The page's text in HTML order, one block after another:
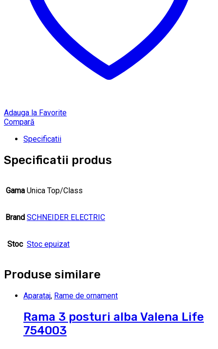
Adauga la Favorite
Compară
Specificatii
Specificatii produs
Gama Unica Top/Class
Brand SCHNEIDER ELECTRIC
Stoc Stoc epuizat
Produse similare
Aparataj, Rame de ornament
Rama 3 posturi alba Valena Life
754003